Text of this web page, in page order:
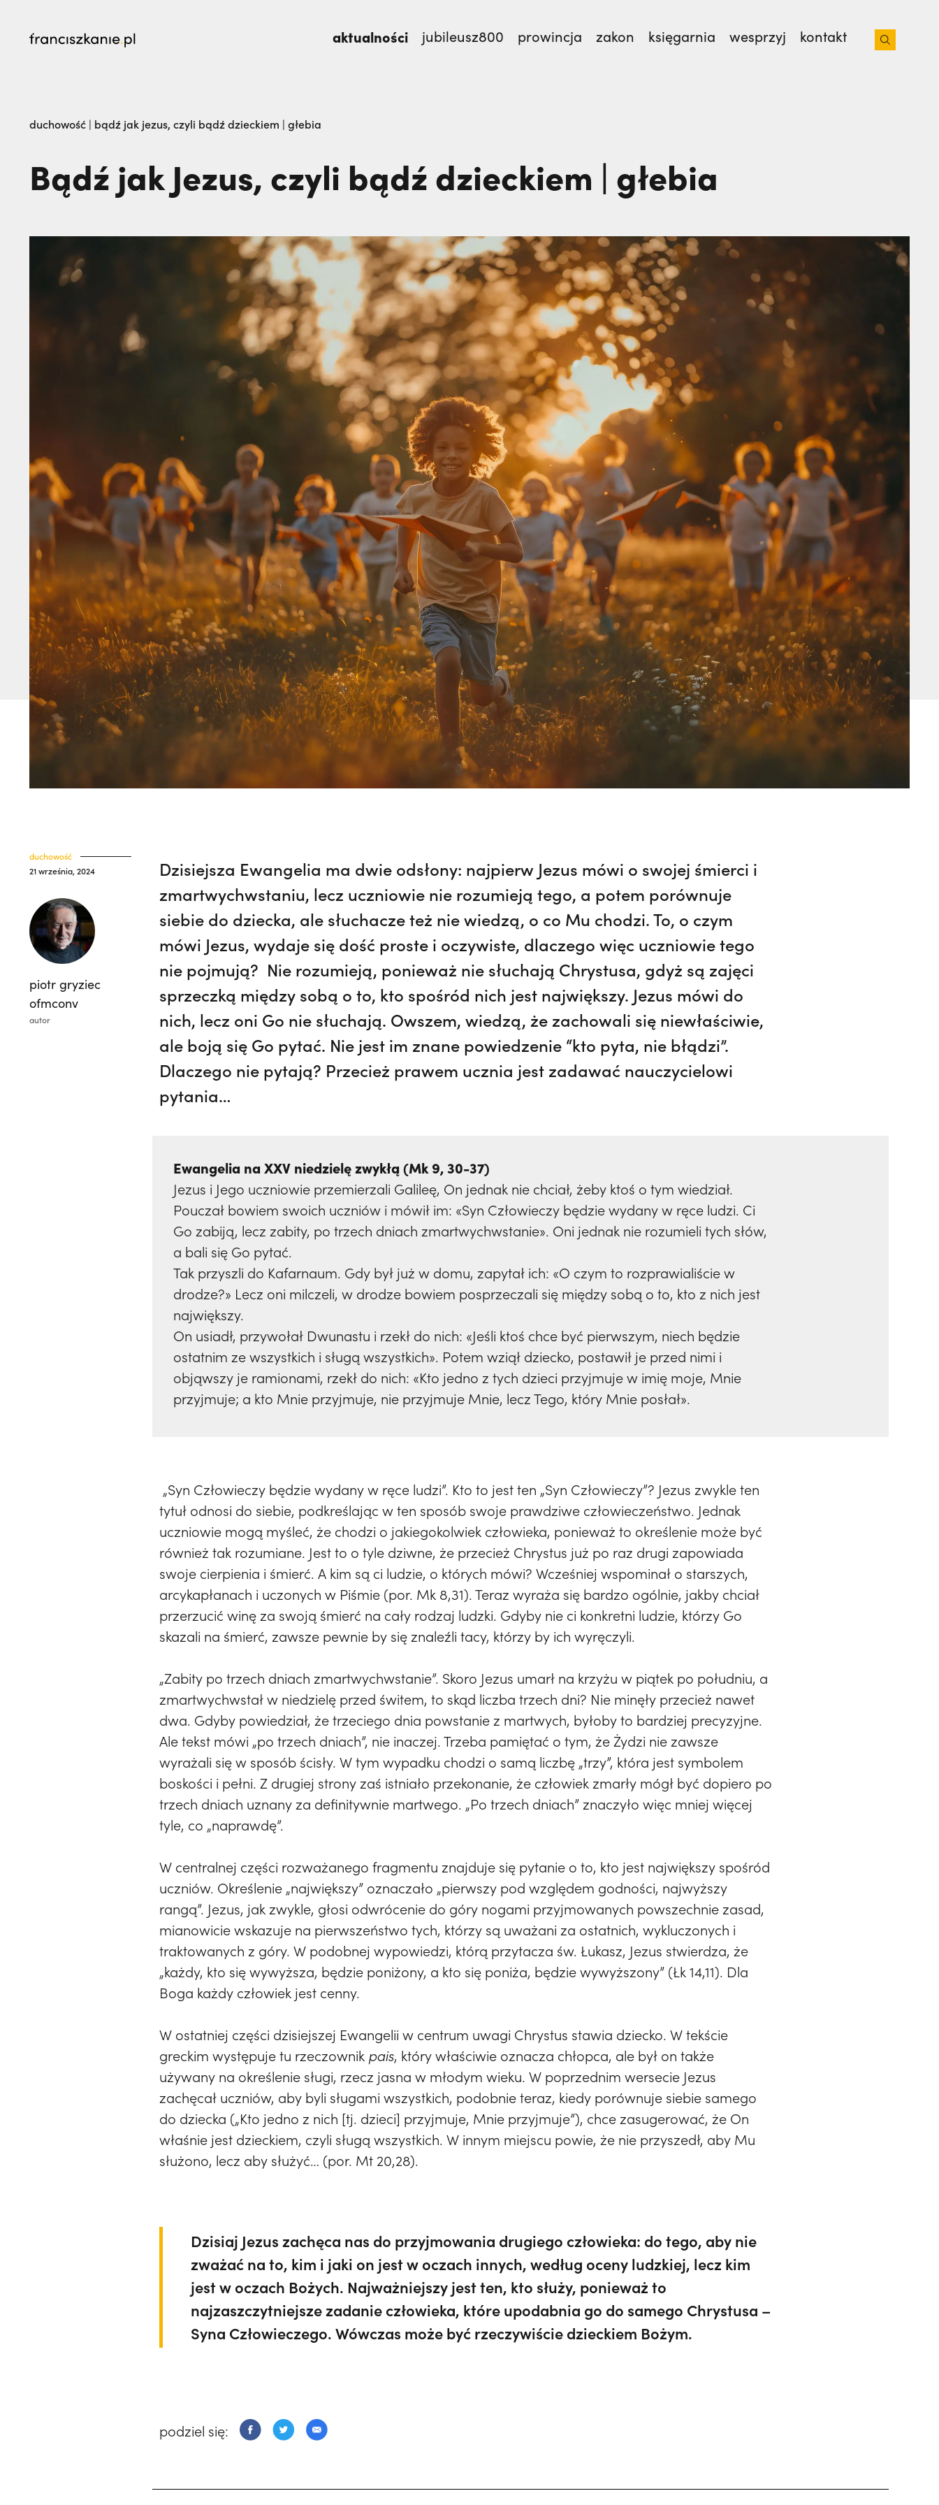
aktualności jubileusz800 prowincja zakon księgarnia wesprzyj kontakt
„Nie jedź na misje, dopóki matka żyje!” | JESTEM,
duchowość | bądź jak jezus, czyli bądź dzieckiem | głebia
Bądź jak Jezus, czyli bądź dzieckiem | głebia
duchowość
21 września, 2024
piotr gryziec
ofmconv
autor
Dzisiejsza Ewangelia ma dwie odsłony: najpierw Jezus mówi o swojej śmierci i
zmartwychwstaniu, lecz uczniowie nie rozumieją tego, a potem porównuje
siebie do dziecka, ale słuchacze też nie wiedzą, o co Mu chodzi. To, o czym
mówi Jezus, wydaje się dość proste i oczywiste, dlaczego więc uczniowie tego
nie pojmują? Nie rozumieją, ponieważ nie słuchają Chrystusa, gdyż są zajęci
sprzeczką między sobą o to, kto spośród nich jest największy. Jezus mówi do
nich, lecz oni Go nie słuchają. Owszem, wiedzą, że zachowali się niewłaściwie,
ale boją się Go pytać. Nie jest im znane powiedzenie “kto pyta, nie błądzi”.
Dlaczego nie pytają? Przecież prawem ucznia jest zadawać nauczycielowi
pytania…
Ewangelia na XXV niedzielę zwykłą (Mk 9, 30-37)
Jezus i Jego uczniowie przemierzali Galileę, On jednak nie chciał, żeby ktoś o tym wiedział.
Pouczał bowiem swoich uczniów i mówił im: «Syn Człowieczy będzie wydany w ręce ludzi. Ci
Go zabiją, lecz zabity, po trzech dniach zmartwychwstanie». Oni jednak nie rozumieli tych słów,
a bali się Go pytać.
Tak przyszli do Kafarnaum. Gdy był już w domu, zapytał ich: «O czym to rozprawialiście w
drodze?» Lecz oni milczeli, w drodze bowiem posprzeczali się między sobą o to, kto z nich jest
największy.
On usiadł, przywołał Dwunastu i rzekł do nich: «Jeśli ktoś chce być pierwszym, niech będzie
ostatnim ze wszystkich i sługą wszystkich». Potem wziął dziecko, postawił je przed nimi i
objąwszy je ramionami, rzekł do nich: «Kto jedno z tych dzieci przyjmuje w imię moje, Mnie
przyjmuje; a kto Mnie przyjmuje, nie przyjmuje Mnie, lecz Tego, który Mnie posłał».
„Syn Człowieczy będzie wydany w ręce ludzi”. Kto to jest ten „Syn Człowieczy”? Jezus zwykle ten
tytuł odnosi do siebie, podkreślając w ten sposób swoje prawdziwe człowieczeństwo. Jednak
uczniowie mogą myśleć, że chodzi o jakiegokolwiek człowieka, ponieważ to określenie może być
również tak rozumiane. Jest to o tyle dziwne, że przecież Chrystus już po raz drugi zapowiada
swoje cierpienia i śmierć. A kim są ci ludzie, o których mówi? Wcześniej wspominał o starszych,
arcykapłanach i uczonych w Piśmie (por. Mk 8,31). Teraz wyraża się bardzo ogólnie, jakby chciał
przerzucić winę za swoją śmierć na cały rodzaj ludzki. Gdyby nie ci konkretni ludzie, którzy Go
skazali na śmierć, zawsze pewnie by się znaleźli tacy, którzy by ich wyręczyli.
„Zabity po trzech dniach zmartwychwstanie”. Skoro Jezus umarł na krzyżu w piątek po południu, a
zmartwychwstał w niedzielę przed świtem, to skąd liczba trzech dni? Nie minęły przecież nawet
dwa. Gdyby powiedział, że trzeciego dnia powstanie z martwych, byłoby to bardziej precyzyjne.
Ale tekst mówi „po trzech dniach”, nie inaczej. Trzeba pamiętać o tym, że Żydzi nie zawsze
wyrażali się w sposób ścisły. W tym wypadku chodzi o samą liczbę „trzy”, która jest symbolem
boskości i pełni. Z drugiej strony zaś istniało przekonanie, że człowiek zmarły mógł być dopiero po
trzech dniach uznany za definitywnie martwego. „Po trzech dniach” znaczyło więc mniej więcej
tyle, co „naprawdę”.
W centralnej części rozważanego fragmentu znajduje się pytanie o to, kto jest największy spośród
uczniów. Określenie „największy” oznaczało „pierwszy pod względem godności, najwyższy
rangą”. Jezus, jak zwykle, głosi odwrócenie do góry nogami przyjmowanych powszechnie zasad,
mianowicie wskazuje na pierwszeństwo tych, którzy są uważani za ostatnich, wykluczonych i
traktowanych z góry. W podobnej wypowiedzi, którą przytacza św. Łukasz, Jezus stwierdza, że
„każdy, kto się wywyższa, będzie poniżony, a kto się poniża, będzie wywyższony” (Łk 14,11). Dla
Boga każdy człowiek jest cenny.
W ostatniej części dzisiejszej Ewangelii w centrum uwagi Chrystus stawia dziecko. W tekście
greckim występuje tu rzeczownik pais, który właściwie oznacza chłopca, ale był on także
używany na określenie sługi, rzecz jasna w młodym wieku. W poprzednim wersecie Jezus
zachęcał uczniów, aby byli sługami wszystkich, podobnie teraz, kiedy porównuje siebie samego
do dziecka („Kto jedno z nich [tj. dzieci] przyjmuje, Mnie przyjmuje”), chce zasugerować, że On
właśnie jest dzieckiem, czyli sługą wszystkich. W innym miejscu powie, że nie przyszedł, aby Mu
służono, lecz aby służyć… (por. Mt 20,28).
Dzisiaj Jezus zachęca nas do przyjmowania drugiego człowieka: do tego, aby nie
zważać na to, kim i jaki on jest w oczach innych, według oceny ludzkiej, lecz kim
jest w oczach Bożych. Najważniejszy jest ten, kto służy, ponieważ to
najzaszczytniejsze zadanie człowieka, które upodabnia go do samego Chrystusa –
Syna Człowieczego. Wówczas może być rzeczywiście dzieckiem Bożym.
podziel się: